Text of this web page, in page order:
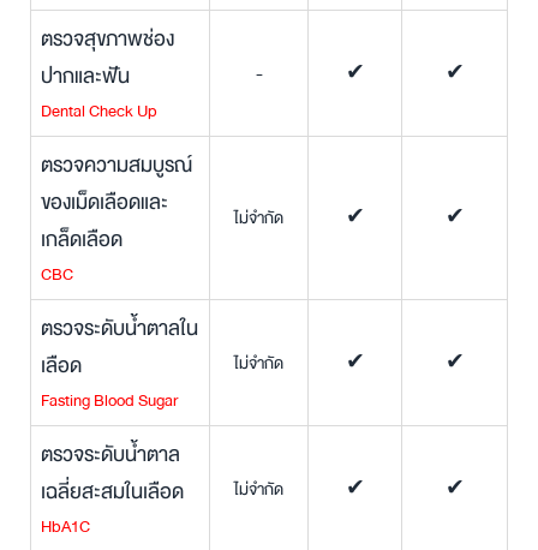
ตรวจสุขภาพช่อง
ปากและฟัน
Dental Check Up
- ✔ ✔
ตรวจความสมบูรณ์
ของเม็ดเลือดและ
เกล็ดเลือด
CBC
ไม่จำกัด ✔ ✔
ตรวจระดับน้ำตาลใน
เลือด
Fasting Blood Sugar
ไม่จำกัด ✔ ✔
ตรวจระดับน้ำตาล
เฉลี่ยสะสมในเลือด
HbA1C
ไม่จำกัด ✔ ✔